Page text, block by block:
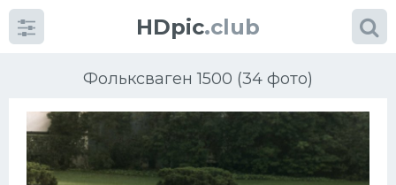
HDpic.club
Фольксваген 1500 (34 фото)